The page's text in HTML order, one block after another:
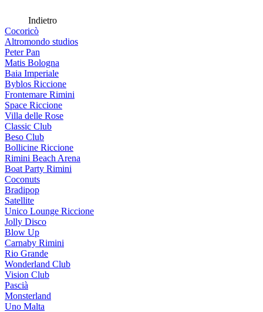
Indietro
Cocoricò
Altromondo studios
Peter Pan
Matis Bologna
Baia Imperiale
Byblos Riccione
Frontemare Rimini
Space Riccione
Villa delle Rose
Classic Club
Beso Club
Bollicine Riccione
Rimini Beach Arena
Boat Party Rimini
Coconuts
Bradipop
Satellite
Unico Lounge Riccione
Jolly Disco
Blow Up
Carnaby Rimini
Rio Grande
Wonderland Club
Vision Club
Pascià
Monsterland
Uno Malta